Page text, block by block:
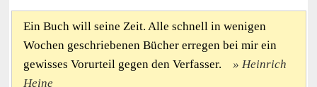
Ein Buch will seine Zeit. Alle schnell in wenigen
Wochen geschriebenen Bücher erregen bei mir ein
gewisses Vorurteil gegen den Verfasser.
Heinrich
Heine